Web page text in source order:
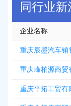
同行业
企业名称
重庆辰墨汽车销
重庆峰柏源商贸
重庆平拓工贸有